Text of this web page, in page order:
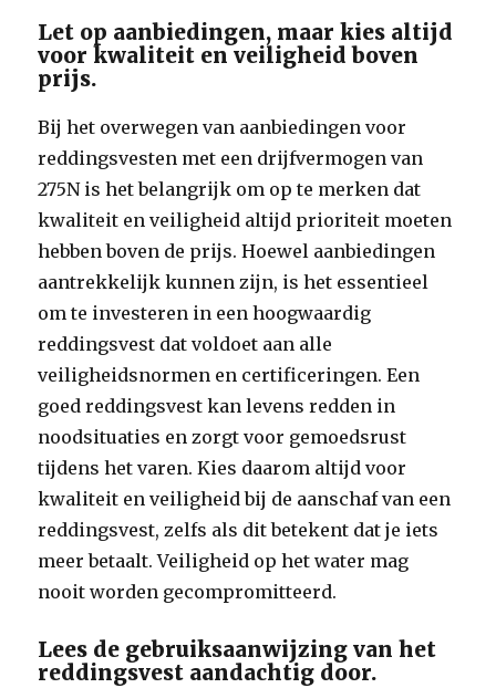
Let op aanbiedingen, maar kies altijd
voor kwaliteit en veiligheid boven
prijs.
Bij het overwegen van aanbiedingen voor
reddingsvesten met een drijfvermogen van
275N is het belangrijk om op te merken dat
kwaliteit en veiligheid altijd prioriteit moeten
hebben boven de prijs. Hoewel aanbiedingen
aantrekkelijk kunnen zijn, is het essentieel
om te investeren in een hoogwaardig
reddingsvest dat voldoet aan alle
veiligheidsnormen en certificeringen. Een
goed reddingsvest kan levens redden in
noodsituaties en zorgt voor gemoedsrust
tijdens het varen. Kies daarom altijd voor
kwaliteit en veiligheid bij de aanschaf van een
reddingsvest, zelfs als dit betekent dat je iets
meer betaalt. Veiligheid op het water mag
nooit worden gecompromitteerd.
Lees de gebruiksaanwijzing van het
reddingsvest aandachtig door.